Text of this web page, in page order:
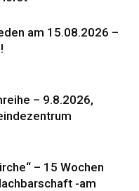
am 15.08.2026 –
– 9.8.2026,
– 15 Wochen
-am